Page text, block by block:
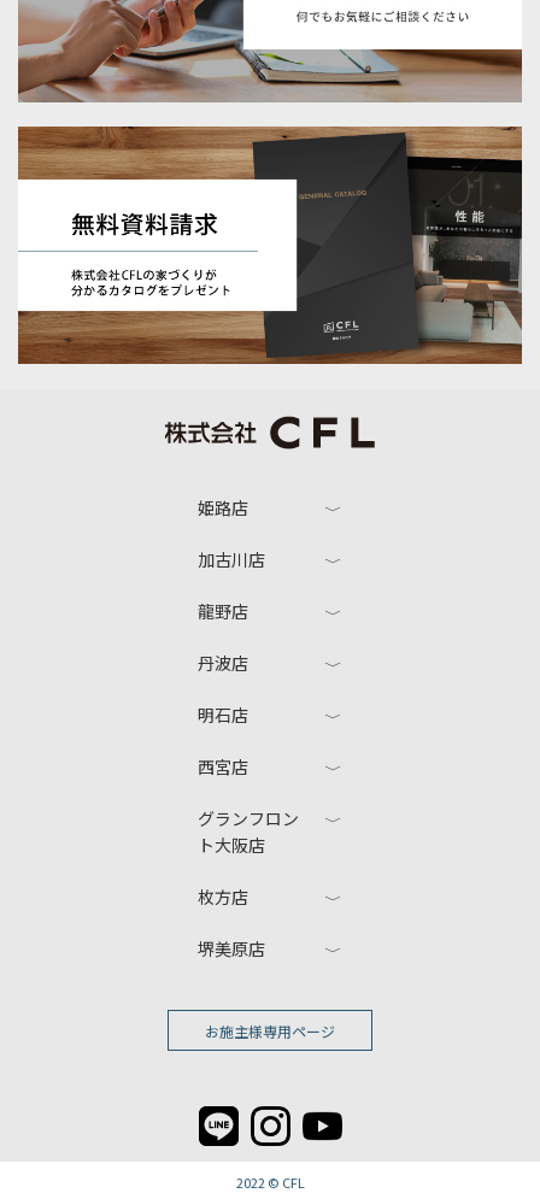
姫路店
加古川店
龍野店
丹波店
明石店
西宮店
グランフロン
ト大阪店
枚方店
堺美原店
お施主様専用ページ
2022 © CFL